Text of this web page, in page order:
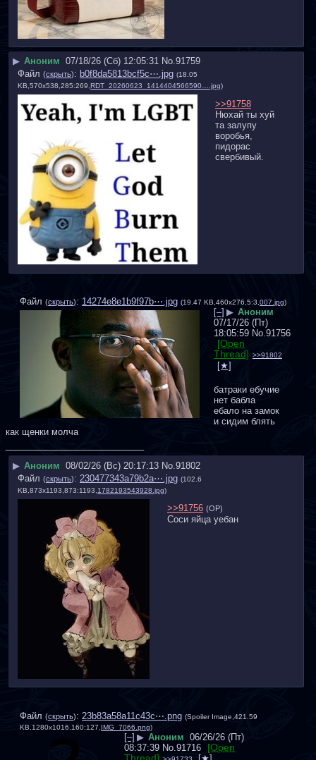
▶ Аноним 07/18/26 (Сб) 12:05:31 No.91759
Файл (скрыть): b0f8da5813bcf5c⋯.jpg (18.05
KB,570x538,285:269, RDT_20260623_1414404566590….jpg)
>>91758
Нюхай ты хуй
та залупу
воробья,
пидорас
свербивый.
Файл (скрыть): 14274e8e1b9f97b⋯.jpg (19.47 KB,460x276,5:3,007.jpg)
[–] ▶ Аноним
07/17/26 (Пт)
18:05:59 No.91756
[Open
Thread] >>91802
батраки ебучие
нет бабла
ебало на замок
и сидим блять
как щенки молча
▶ Аноним 08/02/26 (Вс) 20:17:13 No.91802
Файл (скрыть): 230477343a79b2a⋯.jpg (102.6
KB,873x1193,873:1193, 1782193543928.jpg)
>>91756 (OP)
Соси яйца уебан
Файл (скрыть): 23b83a58a11c43c⋯.png (Spoiler Image,421.59
KB,1280x1016,160:127,IMG_7066.png)
[–] ▶ Аноним 06/26/26 (Пт)
08:37:39 No.91716
[Open